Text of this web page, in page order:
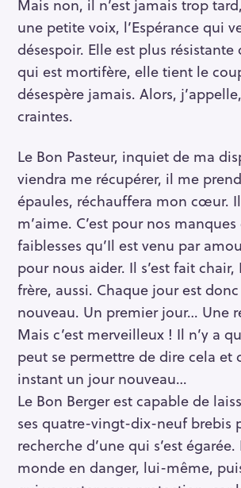
Mais non, il n’est jamais trop
une petite voix, l’Espérance qui
désespoir. Elle est plus
qui est mortifère, elle tient le
désespère jamais. Alors,
craintes.
Le Bon Pasteur, inquiet de ma
viendra me récupérer, il me
épaules, réchauffera mon cœur.
m’aime. C’est pour nos
faiblesses qu’Il est venu par
pour nous aider. Il s’est fait chair,
frère, aussi. Chaque jour est
nouveau. Un premier jour… Une
Mais c’est merveilleux ! Il n’y a
peut se permettre de dire cela et
instant un jour nouveau…
Le Bon Berger est capable de
ses quatre-vingt-dix-neuf brebis
recherche d’une qui s’est
monde en danger, lui-même,